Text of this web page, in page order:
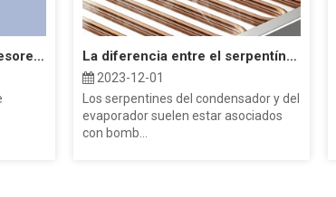
Diferentes tipos de compresores HVAC La diferencia entre el serpentín del evaporador y el serpentín del condensador
2023-12-01
Los serpentines del condensador y del
evaporador suelen estar asociados
con bomb...